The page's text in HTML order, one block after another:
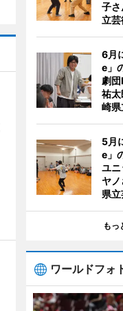
子
立芸
6月
e」
劇
祐
崎県
5月
e」
ユ
ヤ
県立
もっ
ワールドフォ